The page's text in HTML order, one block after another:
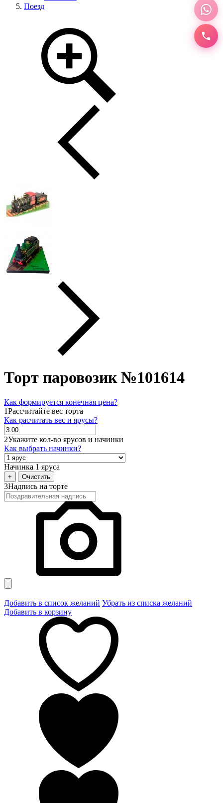
Поезд
Торт паровозик №101614
Как формируется конечная цена?
1Рассчитайте вес торта
Как расчитать вес и ярусы?
2Укажите кол-во ярусов и начинки
Как выбрать начинки?
Начинка 1 яруса
+ Очистить
3Надпись на торте
Добавить в список желаний Убрать из списка желаний
Добавить в корзину